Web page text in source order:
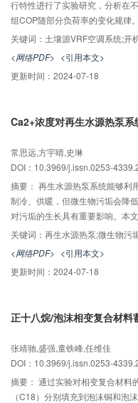
行特性进行了实验研究，分析在
组COP随部分负荷率的变化规律
率的升高基本呈现增大趋势，且
的开启率为何值，小时制热量
COP随部分负荷率的增加呈现下
在部分负荷运行条件下具有较为良
关键词： 土壤源VRF空调系统;开
<网络PDF> <引用本文>
更新时间： 2024-07-18
Ca2+浓度对再生水源热泵
常思远,方宇晴,史琳
DOI：10.3969/j.issn.0253-
摘要： 再生水源热泵系统能够利
制冷、供暖，但微生物污垢会降
对污垢的生长具有重要影响。本
物污垢的影响及其作用机理。实
行旋转挂片实验生成微生物污
质量、干重和有机物质量，计算
污垢的显微结构。结果表明，
度，促进游离水含量及污垢总
关键词： 再生水源热泵;微生物污
<网络PDF> <引用本文>
更新时间： 2024-07-18
正十八烷/泡沫相变复合材料
张靖驰,盛强,童铁峰,任维佳
DOI：10.3969/j.issn.0253-
摘要： 通过实验对相变复合材料
（C18）分别填充到泡沫铜和泡